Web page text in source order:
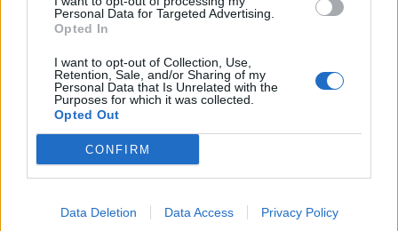
Personal Data for Targeted Advertising.
Opted In
I want to opt-out of Collection, Use,
Retention, Sale, and/or Sharing of my
Personal Data that Is Unrelated with the
Purposes for which it was collected.
Opted Out
CONFIRM
Data Deletion Data Access Privacy Policy
Semáforos
7/08/2026